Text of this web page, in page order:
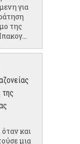
για
της
της
και
μια